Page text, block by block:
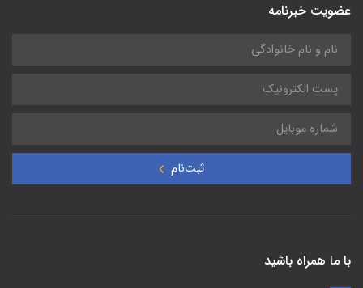
عضویت خبرنامه
ثبت‌نام
با ما همراه باشید